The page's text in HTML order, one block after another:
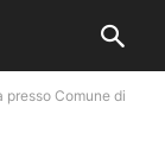
presso Comune di